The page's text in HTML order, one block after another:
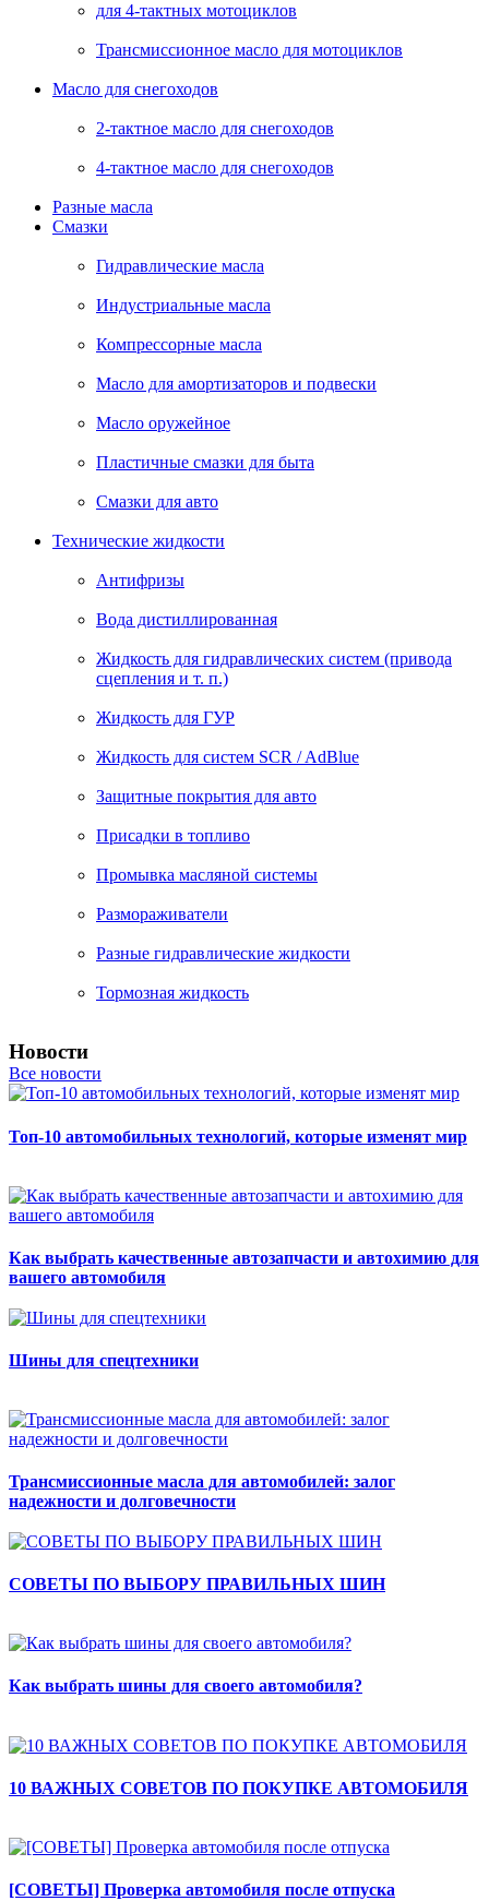
для 4-тактных мотоциклов
Трансмиссионное масло для мотоциклов
Масло для снегоходов
2-тактное масло для снегоходов
4-тактное масло для снегоходов
Разные масла
Смазки
Гидравлические масла
Индустриальные масла
Компрессорные масла
Масло для амортизаторов и подвески
Масло оружейное
Пластичные смазки для быта
Смазки для авто
Технические жидкости
Антифризы
Вода дистиллированная
Жидкость для гидравлических систем (привода
сцепления и т. п.)
Жидкость для ГУР
Жидкость для систем SCR / AdBlue
Защитные покрытия для авто
Присадки в топливо
Промывка масляной системы
Размораживатели
Разные гидравлические жидкости
Тормозная жидкость
Новости
Все новости
Топ-10 автомобильных технологий, которые изменят мир
Как выбрать качественные автозапчасти и автохимию для
вашего автомобиля
Шины для спецтехники
Трансмиссионные масла для автомобилей: залог
надежности и долговечности
СОВЕТЫ ПО ВЫБОРУ ПРАВИЛЬНЫХ ШИН
Как выбрать шины для своего автомобиля?
10 ВАЖНЫХ СОВЕТОВ ПО ПОКУПКЕ АВТОМОБИЛЯ
[СОВЕТЫ] Проверка автомобиля после отпуска